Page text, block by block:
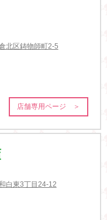
北区鋳物師町2-5
店舗専用ページ ＞
白東3丁目24-12